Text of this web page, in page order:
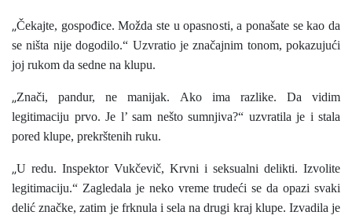
„Čekajte, gospođice. Možda ste u opasnosti, a ponašate se kao da
se ništa nije dogodilo.“ Uzvratio je značajnim tonom, pokazujući
joj rukom da sedne na klupu.
„Znači, pandur, ne manijak. Ako ima razlike. Da vidim
legitimaciju prvo. Je l’ sam nešto sumnjiva?“ uzvratila je i stala
pored klupe, prekrštenih ruku.
„U redu. Inspektor Vukčevič, Krvni i seksualni delikti. Izvolite
legitimaciju.“ Zagledala je neko vreme trudeći se da opazi svaki
delić značke, zatim je frknula i sela na drugi kraj klupe. Izvadila je